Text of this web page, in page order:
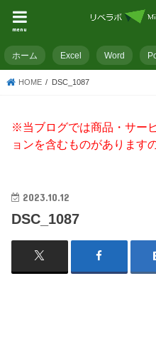
menu
ホーム Excel Word
HOME DSC_1087
※当ブログでは商品・サー
ョンを含むものがあります
2023.10.12
DSC_1087